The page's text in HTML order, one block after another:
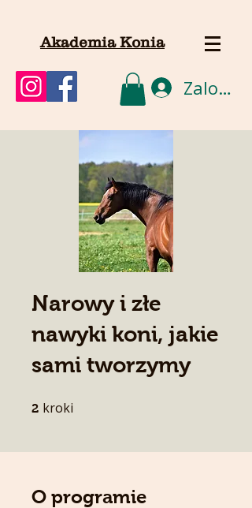
Akademia Konia
Zaloguj
Narowy i złe
nawyki koni, jakie
sami tworzymy
2 kroki
O programie